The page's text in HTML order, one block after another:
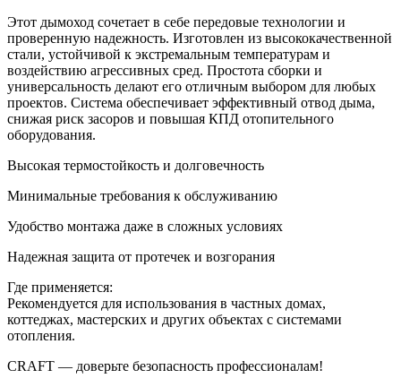
Этот дымоход сочетает в себе передовые технологии и
проверенную надежность. Изготовлен из высококачественной
стали, устойчивой к экстремальным температурам и
воздействию агрессивных сред. Простота сборки и
универсальность делают его отличным выбором для любых
проектов. Система обеспечивает эффективный отвод дыма,
снижая риск засоров и повышая КПД отопительного
оборудования.
Высокая термостойкость и долговечность
Минимальные требования к обслуживанию
Удобство монтажа даже в сложных условиях
Надежная защита от протечек и возгорания
Где применяется:
Рекомендуется для использования в частных домах,
коттеджах, мастерских и других объектах с системами
отопления.
CRAFT — доверьте безопасность профессионалам!